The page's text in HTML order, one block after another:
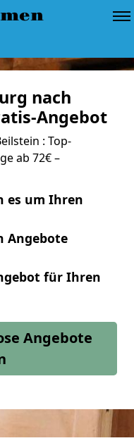
nach
Angebot
: Top-
ab 72€ –
es um Ihren
Angebote
für Ihren
Angebote